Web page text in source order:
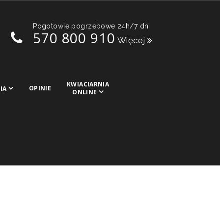
Pogotowie pogrzebowe 24h/7 dni
570 800 910 Więcej
OPINIE
KWIACIARNIA
ONLINE